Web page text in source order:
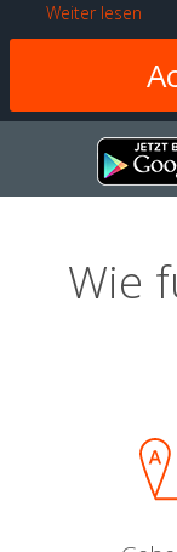
Weiter lesen
Wie